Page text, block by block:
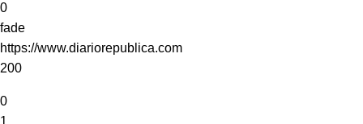
0
fade
https://www.diariorepublica.com
200
0